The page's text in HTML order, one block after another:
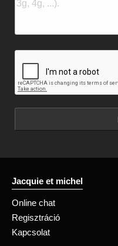
Jacquie et michel
Online chat
Regisztráció
Kapcsolat